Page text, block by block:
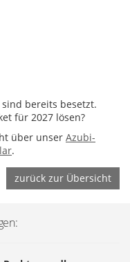
bereits besetzt.
für 2027 lösen?
über unser Azubi-
.
zurück zur Übersicht